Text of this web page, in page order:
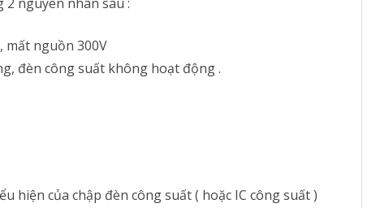
mất nguồn 300V
đèn công suất không hoạt động .
hiện của chập đèn công suất ( hoặc IC công suất )